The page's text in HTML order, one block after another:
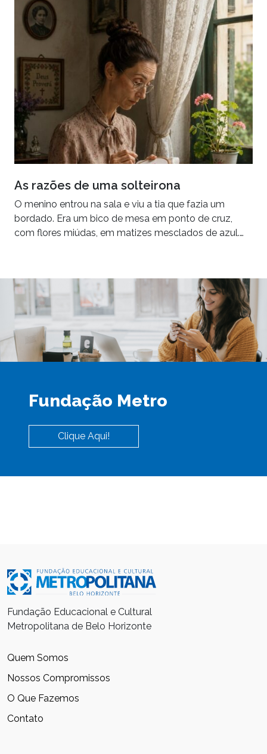
As razões de uma solteirona
O menino entrou na sala e viu a tia que fazia um
bordado. Era um bico de mesa em ponto de cruz,
com flores miúdas, em matizes mesclados de azul.…
Fundação Metro
Clique Aqui!
Fundação Educacional e Cultural
Metropolitana de Belo Horizonte
Quem Somos
Nossos Compromissos
O Que Fazemos
Contato